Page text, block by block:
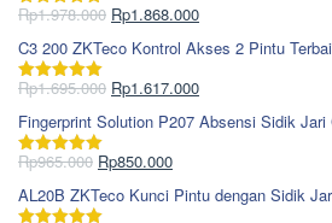
Dinilai5.00
Rp1.978.000 Harga
aslinya
adalah:
Rp1.978.000.
Rp1.868.000Harga
saat
ini
adalah:
C3 200 ZKTeco Kontrol Akses 2 Pintu
Dinilai5.00
Rp1.695.000 Harga
aslinya
adalah:
Rp1.695.000.
Rp1.617.000Harga
saat
ini
Fingerprint Solution P207 Absensi Sidik
Dinilai5.00
Rp965.000 Harga
aslinya
adalah:
Rp850.000Harga
saat
ini
AL20B ZKTeco Kunci Pintu dengan Sidik